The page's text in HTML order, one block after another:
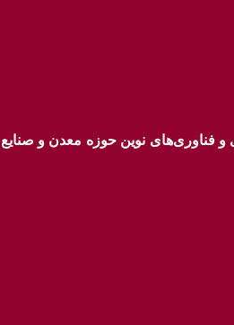
و فناوری‌های نوین حوزه معدن و